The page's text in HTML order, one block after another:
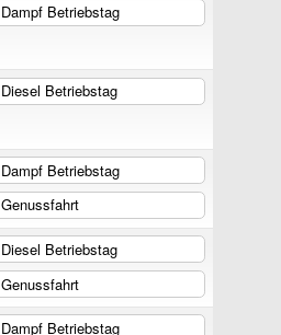
Dampf Betriebstag
Diesel Betriebstag
Dampf Betriebstag
Genussfahrt
Diesel Betriebstag
Genussfahrt
Dampf Betriebstag